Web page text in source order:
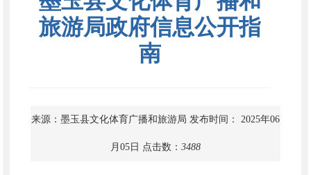
旅游局政府信息公开指
南
来源：墨玉县文化体育广播和旅游局 发布时间： 2025年06
月05日 点击数： 3488